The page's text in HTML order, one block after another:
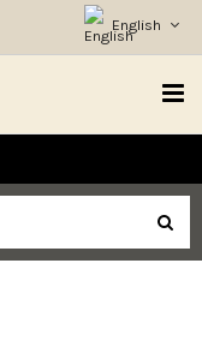
English